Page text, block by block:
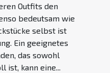
Outfits den
bedeutsam wie
selbst ist
Ein geeignetes
das sowohl
kann eine...